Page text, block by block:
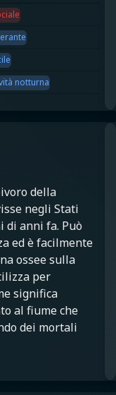
notturna
della
negli Stati
di anni fa. Può
ed è facilmente
ossee sulla
per
significa
al fiume che
dei mortali